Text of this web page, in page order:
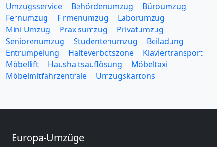
Umzugsservice Behördenumzug
Büroumzug
Fernumzug
Firmenumzug
Laborumzug
Mini Umzug
Praxisumzug
Privatumzug
Seniorenumzug
Studentenumzug
Beiladung
Entrümpelung
Halteverbotszone
Klaviertransport
Möbellift
Haushaltsauflösung
Möbeltaxi
Möbelmitfahrzentrale
Umzugskartons
Europa-Umzüge